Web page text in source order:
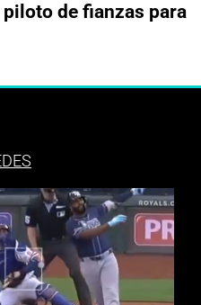
piloto de fianzas para